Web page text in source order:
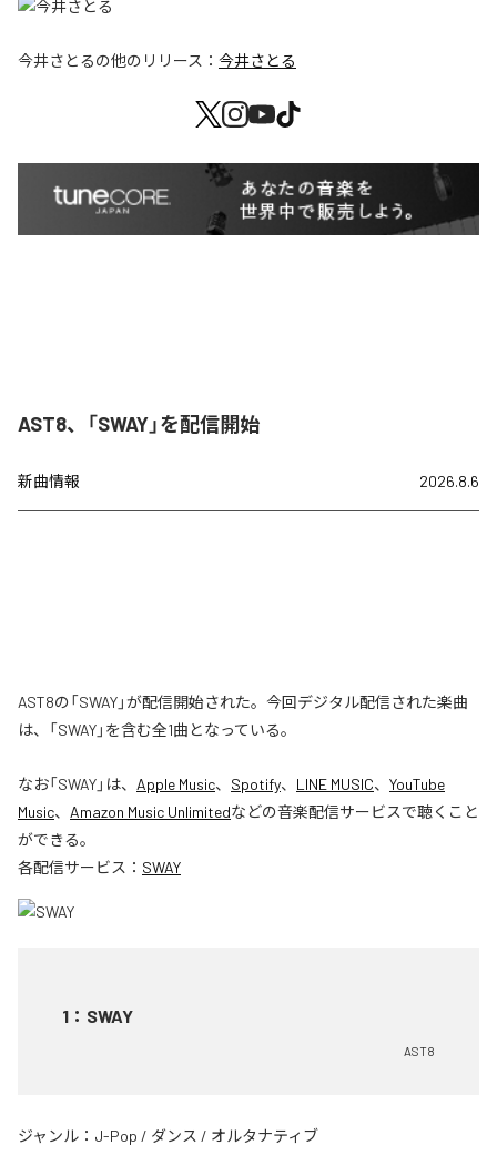
今井さとるの他のリリース： 今井さとる
AST8、「SWAY」を配信開始
新曲情報 2026.8.6
AST8の「SWAY」が配信開始された。今回デジタル配信された楽曲
は、「SWAY」を含む全1曲となっている。
なお「SWAY」は、 Apple Music、 Spotify、 LINE MUSIC、 YouTube
Music、 Amazon Music Unlimitedなどの音楽配信サービスで聴くこと
ができる。
各配信サービス： SWAY
1 ： SWAY
AST8
ジャンル： J-Pop / ダンス / オルタナティブ